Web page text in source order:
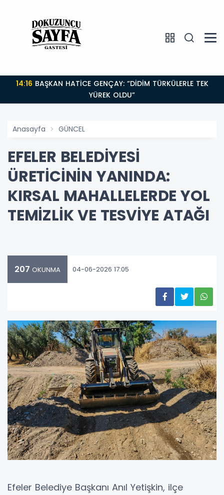
14:16
YÜREK OLDU”
Anasayfa GÜNCEL
EFELER BELEDİYESİ
ÜRETİCİNİN YANINDA:
KIRSAL MAHALLELERDE YOL
TEMİZLİK VE TESVİYE ATAĞI
207 OKUNMA 04-06-2026 17:05
Efeler Belediye Başkanı Anıl Yetişkin, ilçe